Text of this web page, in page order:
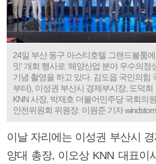
24일 부산 동구 아스티호텔 그랜드볼룸
밋’ 개회 행사로 ‘해양산업 분야 우수의정
기념 촬영을 하고 있다. 김도읍 국민의힘
부터), 이성권 부산시 경제부시장, 도덕
KNN 사장, 박재호 더불어민주당 국회의
안전위원회 위원장. 이원준 기자
이날 자리에는 이성권 부산시
양대 총장, 이오상 KNN 대표이